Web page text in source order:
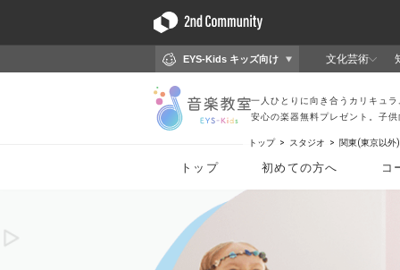
トップ スタジオ 関東(東京以外)